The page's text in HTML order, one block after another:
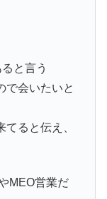
と言う
で会いたいと
ると伝え、
MEO営業だ